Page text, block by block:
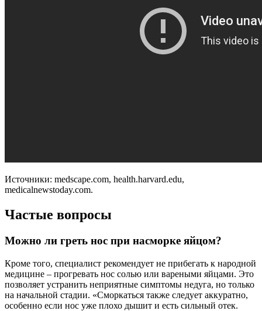
Источники: medscape.com, health.harvard.edu,
medicalnewstoday.com.
Частые вопросы
Можно ли греть нос при насморке яйцом?
Кроме того, специалист рекомендует не прибегать к народной
медицине – прогревать нос солью или вареными яйцами. Это
позволяет устранить неприятные симптомы недуга, но только
на начальной стадии. «Сморкаться также следует аккуратно,
особенно если нос уже плохо дышит и есть сильный отек.